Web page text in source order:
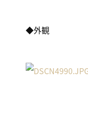
◆外観